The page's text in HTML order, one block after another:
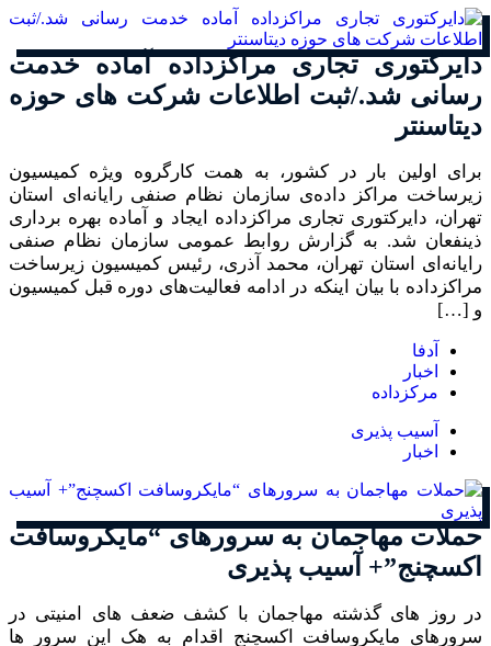
دایرکتوری تجاری مراکزداده آماده خدمت
رسانی شد./ثبت اطلاعات شرکت های حوزه
دیتاسنتر
برای اولین بار در کشور، به همت کارگروه ویژه کمیسیون
زیرساخت مراکز داده‌ی سازمان نظام صنفی رایانه‌ای استان
تهران، دایرکتوری تجاری مراکزداده ایجاد و آماده بهره برداری
ذینفعان شد. به گزارش روابط عمومی سازمان نظام صنفی
رایانه‌ای استان تهران، محمد آذری، رئیس کمیسیون زیرساخت
مراکزداده با بیان اینکه در ادامه فعالیت‌های دوره قبل کمیسیون
و […]
آدفا
اخبار
مرکزداده
آسیب پذیری
اخبار
حملات مهاجمان به سرورهای “مایکروسافت
اکسچنج”+ آسیب پذیری
در روز های گذشته مهاجمان با کشف ضعف های امنیتی در
سرورهای مایکروسافت اکسچنج اقدام به هک این سرور ها